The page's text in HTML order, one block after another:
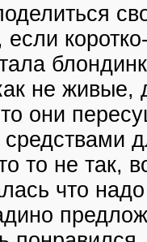
не живые,
они
то не так,
что